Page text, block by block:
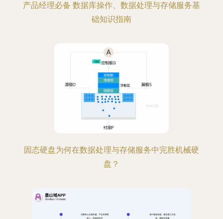
产品经理必备 数据库操作、数据处理与存储服务基
础知识指南
固态硬盘为何在数据处理与存储服务中完胜机械硬
盘？